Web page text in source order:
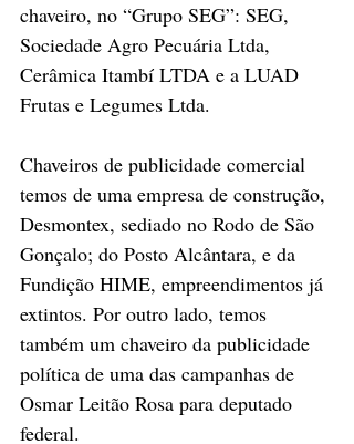
chaveiro, no “Grupo SEG”: SEG,
Sociedade Agro Pecuária Ltda,
Cerâmica Itambí LTDA e a LUAD
Frutas e Legumes Ltda.
Chaveiros de publicidade comercial
temos de uma empresa de construção,
Desmontex, sediado no Rodo de São
Gonçalo; do Posto Alcântara, e da
Fundição HIME, empreendimentos já
extintos. Por outro lado, temos
também um chaveiro da publicidade
política de uma das campanhas de
Osmar Leitão Rosa para deputado
federal.